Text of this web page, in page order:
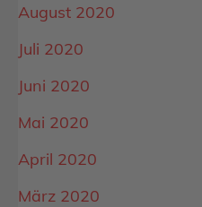
August 2020
Juli 2020
Juni 2020
Mai 2020
April 2020
März 2020